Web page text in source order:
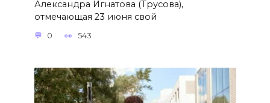
Александра Игнатова (Трусова),
отмечающая 23 июня свой
0 543